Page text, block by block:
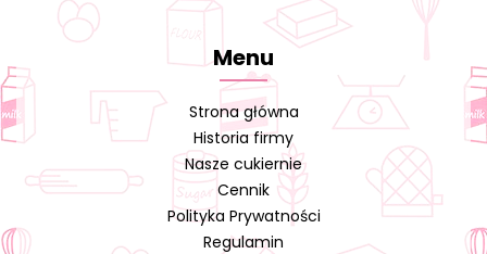
Menu
Strona główna
Historia firmy
Nasze cukiernie
Cennik
Polityka Prywatności
Regulamin